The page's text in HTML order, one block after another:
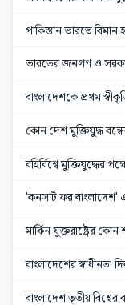
পাকিস্তান ভারতে বিমান
ভারতের জনগণ ও
বাংলাদেশকে প্রথম
কোন দেশ মুক্তিযুদ্ধ
বহির্বিশ্বে মুক্তিযুদ্ধের
'কনসার্ট ফর
মার্কিন যুক্তরাষ্ট্রের
বাংলাদেশের স্বাধীনতা
বাংলাদেশ তৃতীয়